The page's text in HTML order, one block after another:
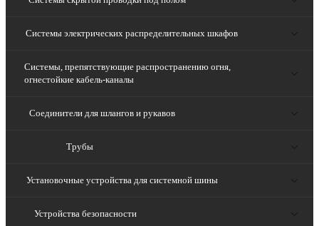
Системы электрических распределительных шкафов
Системы, препятствующие распространению огня,
огнестойкие кабель-каналы
Соединители для шлангов и рукавов
Трубы
Установочные устройства для системной шины
Устройства безопасности